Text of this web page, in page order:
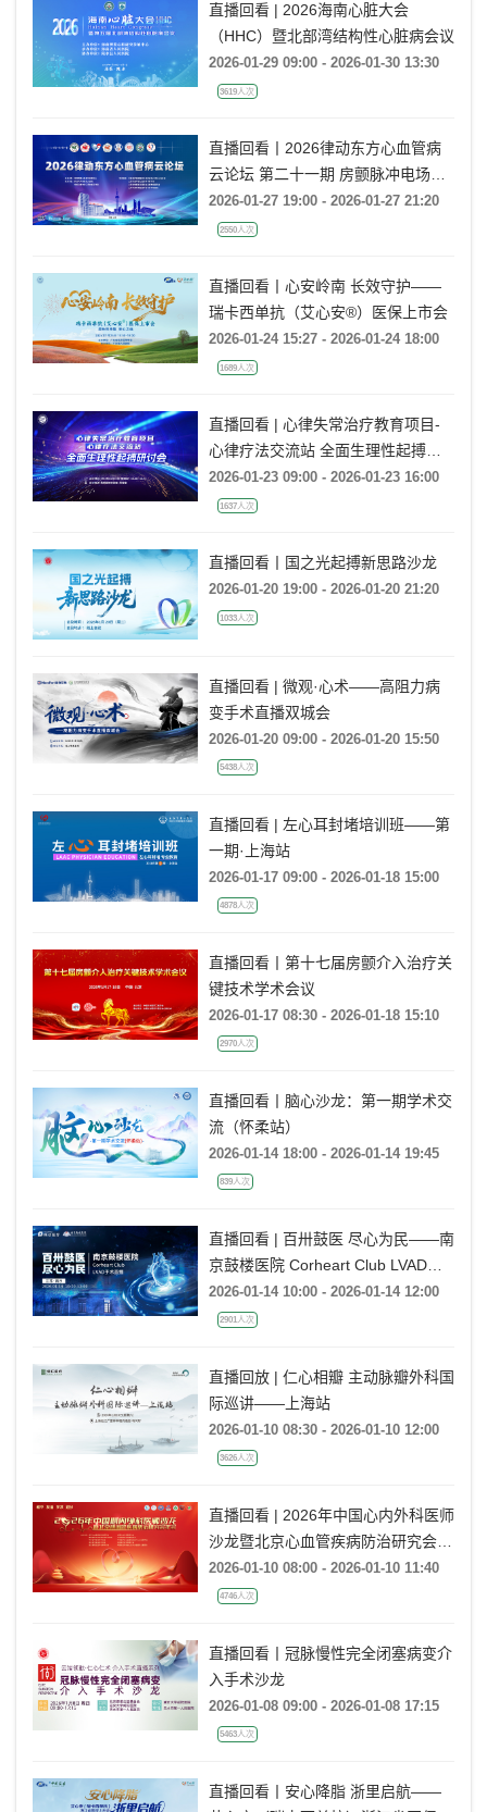
直播回看 | 2026海南心脏大会
（HHC）暨北部湾结构性心脏病会议
2026-01-29 09:00 - 2026-01-30 13:30
3619人次
直播回看丨2026律动东方心血管病
云论坛 第二十一期 房颤脉冲电场消
融技术研讨
2026-01-27 19:00 - 2026-01-27 21:20
2550人次
直播回看丨心安岭南 长效守护——
瑞卡西单抗（艾心安®）医保上市会
2026-01-24 15:27 - 2026-01-24 18:00
1689人次
直播回看 | 心律失常治疗教育项目-
心律疗法交流站 全面生理性起搏研
讨会
2026-01-23 09:00 - 2026-01-23 16:00
1637人次
直播回看丨国之光起搏新思路沙龙
2026-01-20 19:00 - 2026-01-20 21:20
1033人次
直播回看 | 微观·心术——高阻力病
变手术直播双城会
2026-01-20 09:00 - 2026-01-20 15:50
5438人次
直播回看 | 左心耳封堵培训班——第
一期·上海站
2026-01-17 09:00 - 2026-01-18 15:00
4878人次
直播回看丨第十七届房颤介入治疗关
键技术学术会议
2026-01-17 08:30 - 2026-01-18 15:10
2970人次
直播回看丨脑心沙龙：第一期学术交
流（怀柔站）
2026-01-14 18:00 - 2026-01-14 19:45
839人次
直播回看 | 百卅鼓医 尽心为民——南
京鼓楼医院 Corheart Club LVAD手
术直播
2026-01-14 10:00 - 2026-01-14 12:00
2901人次
直播回放 | 仁心相瓣 主动脉瓣外科国
际巡讲——上海站
2026-01-10 08:30 - 2026-01-10 12:00
3626人次
直播回看 | 2026年中国心内外科医师
沙龙暨北京心血管疾病防治研究会年
会
2026-01-10 08:00 - 2026-01-10 11:40
4746人次
直播回看丨冠脉慢性完全闭塞病变介
入手术沙龙
2026-01-08 09:00 - 2026-01-08 17:15
5463人次
直播回看丨安心降脂 浙里启航——